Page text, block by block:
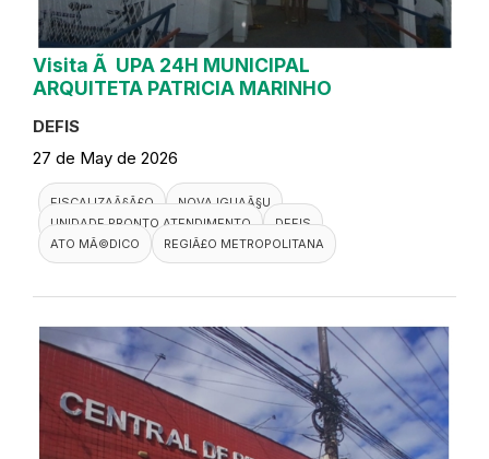
Visita Ã UPA 24H MUNICIPAL
ARQUITETA PATRICIA MARINHO
DEFIS
27 de May de 2026
FISCALIZAÃ§Ã£O
NOVA IGUAÃ§U
UNIDADE PRONTO ATENDIMENTO
DEFIS
ATO MÃ©DICO
REGIÃ£O METROPOLITANA